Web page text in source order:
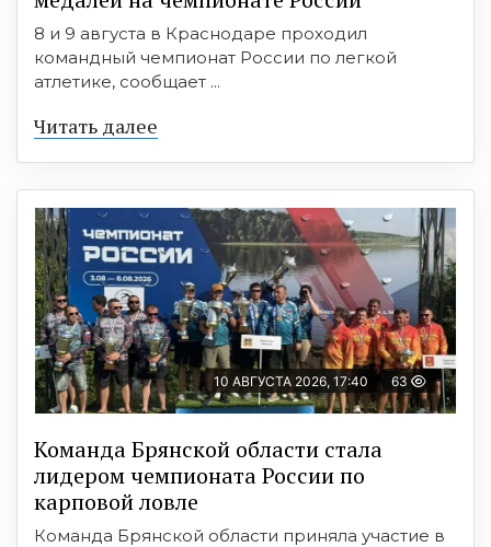
8 и 9 августа в Краснодаре проходил
командный чемпионат России по легкой
атлетике, сообщает ...
Читать далее
10 АВГУСТА 2026, 17:40 63
Команда Брянской области стала
лидером чемпионата России по
карповой ловле
Команда Брянской области приняла участие в